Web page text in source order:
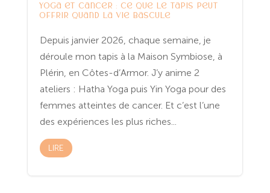
Yoga et cancer : ce que le tapis peut
offrir quand la vie bascule
Depuis janvier 2026, chaque semaine, je
déroule mon tapis à la Maison Symbiose, à
Plérin, en Côtes-d’Armor. J’y anime 2
ateliers : Hatha Yoga puis Yin Yoga pour des
femmes atteintes de cancer. Et c’est l’une
des expériences les plus riches...
LIRE